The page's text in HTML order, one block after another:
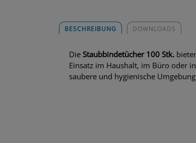
BESCHREIBUNG DOWNLOADS
Die Staubbindetücher 100 Stk.
Einsatz im Haushalt, im Büro oder
saubere und hygienische